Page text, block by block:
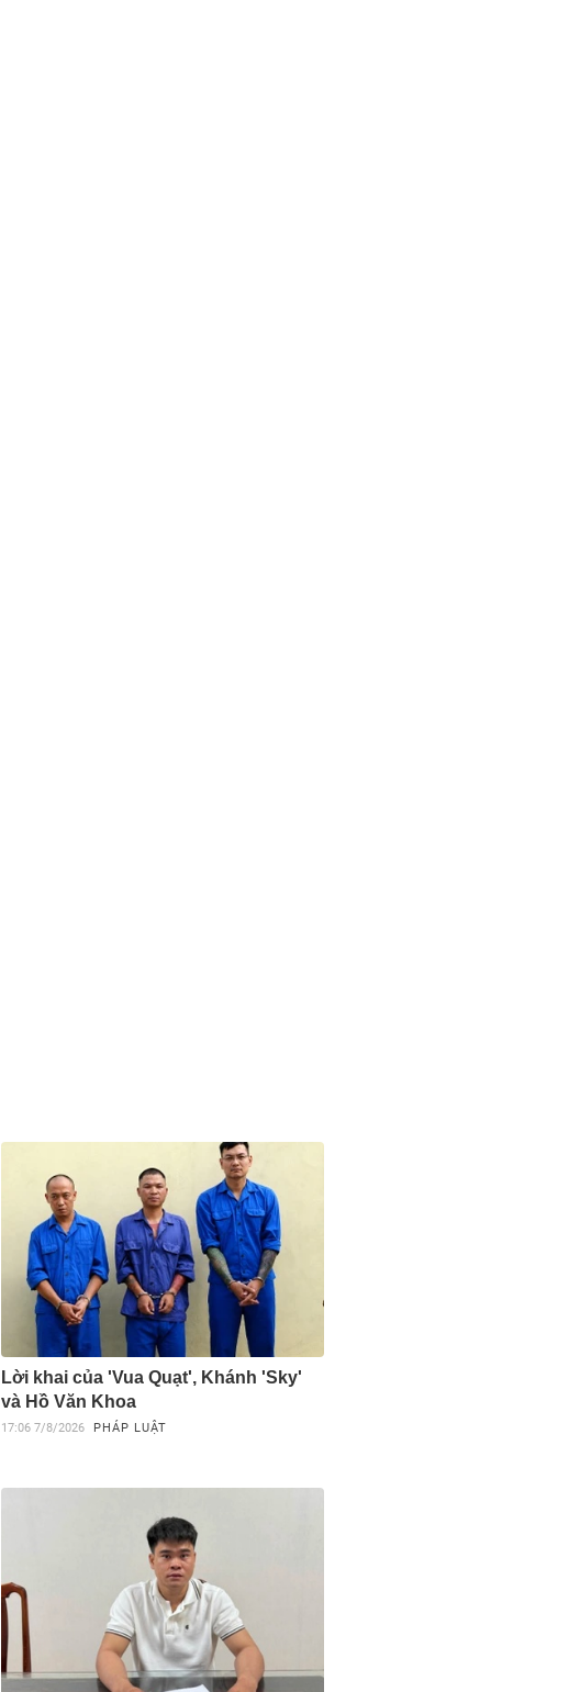
Lời khai của 'Vua Quạt', Khánh 'Sky'
và Hồ Văn Khoa
17:06 7/8/2026 PHÁP LUẬT